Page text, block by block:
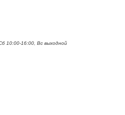
10:00-16:00, Вс выходной